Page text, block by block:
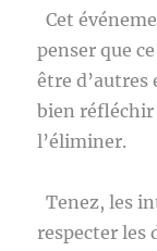
Cet
penser que
être d’autres
bien
l’éliminer.
Tenez, les
respecter les